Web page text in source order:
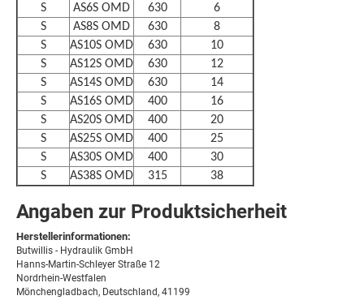
S
AS6S OMD 630
6
S
AS8S OMD 630
8
S
AS10S OMD 630
10
S
AS12S OMD 630
12
S
AS14S OMD 630
14
S
AS16S OMD 400
16
S
AS20S OMD 400
20
S
AS25S OMD 400
25
S
AS30S OMD 400
30
S
AS38S OMD 315 38
Angaben zur Produktsicherheit
Herstellerinformationen:
Butwillis - Hydraulik GmbH
Hanns-Martin-Schleyer Straße 12
Nordrhein-Westfalen
Mönchengladbach, Deutschland, 41199